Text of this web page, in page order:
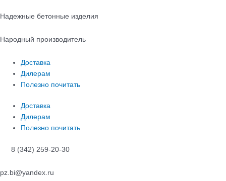
кНадежные бетонные изделия
Народный производитель
Доставка
Дилерам
Полезно почитать
Доставка
Дилерам
Полезно почитать
8 (342) 259-20-30
pz.bi@yandex.ru